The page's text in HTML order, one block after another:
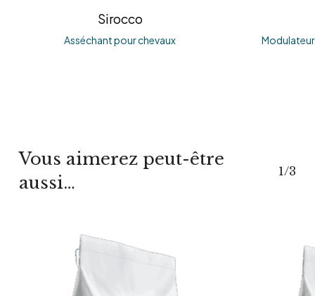
Sirocco
Asséchant pour chevaux
Vous aimerez peut-être
aussi…
1/3